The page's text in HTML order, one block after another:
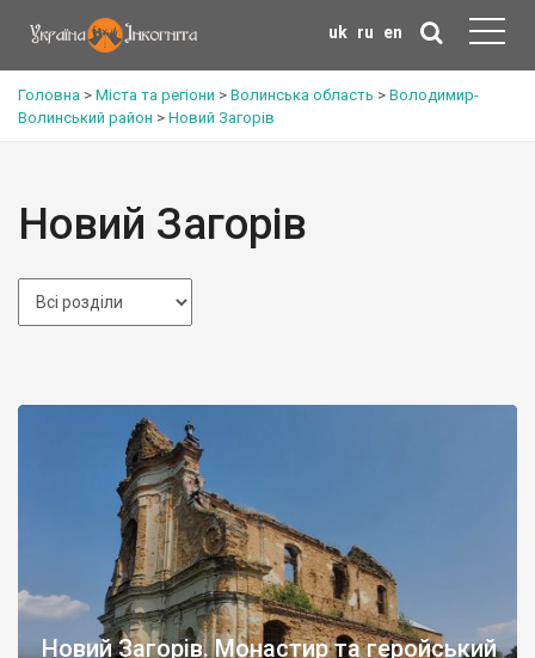
uk ru en
Головна > Міста та регіони > Волинська область > Володимир-
Волинський район > Новий Загорів
Новий Загорів
Новий Загорів. Монастир та геройський